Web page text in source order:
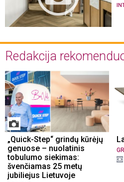
Redakcija
„Quick-Step“ grindų kūrėjų
genuose – nuolatinis
tobulumo siekimas:
švenčiamas 25 metų
jubiliejus Lietuvoje